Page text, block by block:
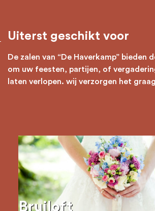
Uiterst geschikt voor
De zalen van “De Haverkamp” bieden
om uw feesten, partijen, of
laten verlopen. wij verzorgen het
Bruiloft